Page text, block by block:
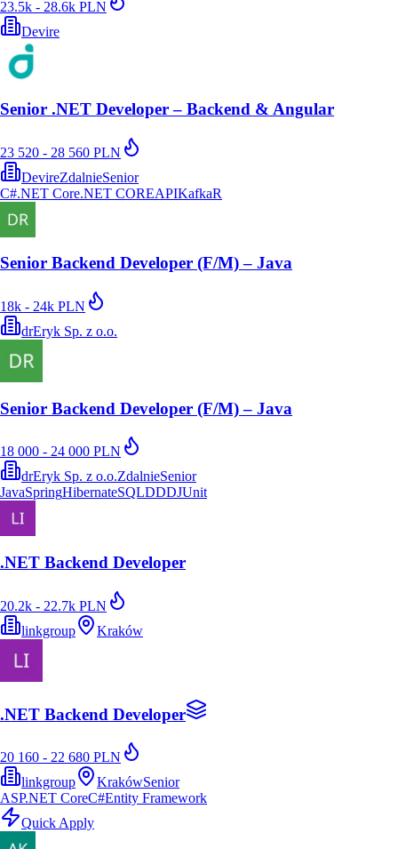
23.5k - 28.6k PLN
Devire
Senior .NET Developer – Backend & Angular
23 520 - 28 560 PLN
DevireZdalnieSenior
C#.NET Core.NET COREAPIKafkaR
Senior Backend Developer (F/M) – Java
18k - 24k PLN
drEryk Sp. z o.o.
Senior Backend Developer (F/M) – Java
18 000 - 24 000 PLN
drEryk Sp. z o.o.ZdalnieSenior
JavaSpringHibernateSQLDDDJUnit
.NET Backend Developer
20.2k - 22.7k PLN
linkgroup
Kraków
.NET Backend Developer
20 160 - 22 680 PLN
linkgroup
KrakówSenior
ASP.NET CoreC#Entity Framework
Quick Apply